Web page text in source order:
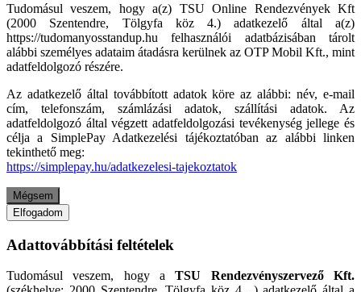
Tudomásul veszem, hogy a(z) TSU Online Rendezvények Kft
(2000 Szentendre, Tölgyfa köz 4.) adatkezelő által a(z)
https://tudomanyosstandup.hu felhasználói adatbázisában tárolt
alábbi személyes adataim átadásra kerülnek az OTP Mobil Kft., mint
adatfeldolgozó részére.
Az adatkezelő által továbbított adatok köre az alábbi: név, e-mail
cím, telefonszám, számlázási adatok, szállítási adatok. Az
adatfeldolgozó által végzett adatfeldolgozási tevékenység jellege és
célja a SimplePay Adatkezelési tájékoztatóban az alábbi linken
tekinthető meg:
https://simplepay.hu/adatkezelesi-tajekoztatok
Mégsem
Elfogadom
Adattovábbítási feltételek
Tudomásul veszem, hogy aTSU Rendezvényszervező Kft.